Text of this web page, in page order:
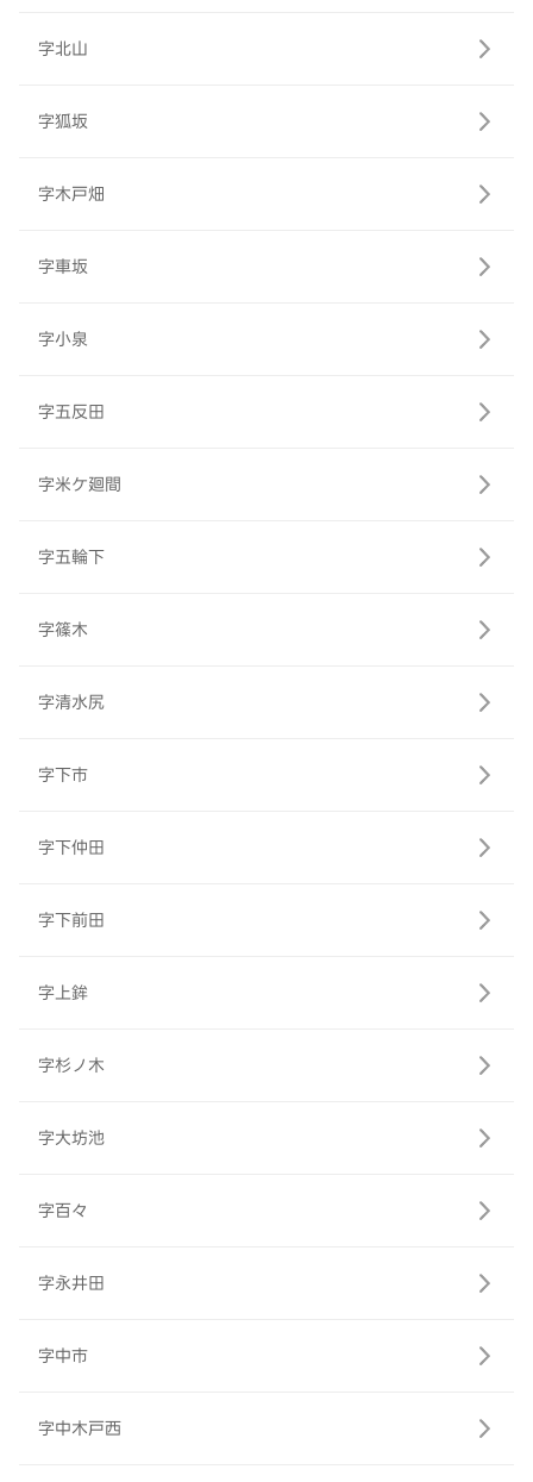
字北山
字狐坂
字木戸畑
字車坂
字小泉
字五反田
字米ケ廻間
字五輪下
字篠木
字清水尻
字下市
字下仲田
字下前田
字上鉾
字杉ノ木
字大坊池
字百々
字永井田
字中市
字中木戸西